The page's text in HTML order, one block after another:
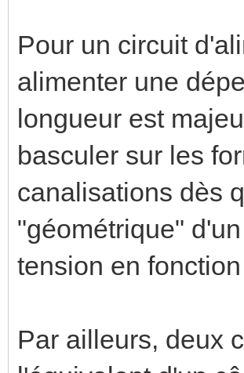
Pour un circuit
alimenter une
longueur est
basculer sur les
canalisations dès
"géométrique"
tension en
Par ailleurs, deux